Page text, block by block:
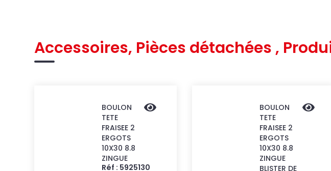
Accessoires, Pièces détachées ,
BOULON
TETE
FRAISEE 2
ERGOTS
10X30 8.8
ZINGUE
Réf : 5925130
BOULON
TETE
FRAISEE 2
ERGOTS
10X30 8.8
ZINGUE
BLISTER DE